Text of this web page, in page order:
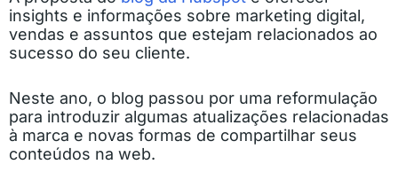
insights e informações sobre marketing digital,
vendas e assuntos que estejam relacionados ao
sucesso do seu cliente.
Neste ano, o blog passou por uma reformulação
para introduzir algumas atualizações relacionadas
à marca e novas formas de compartilhar seus
conteúdos na web.